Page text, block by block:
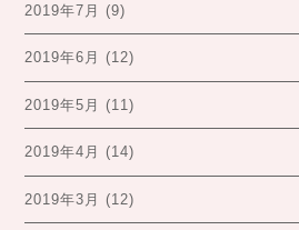
2019年7月 (9)
2019年6月 (12)
2019年5月 (11)
2019年4月 (14)
2019年3月 (12)